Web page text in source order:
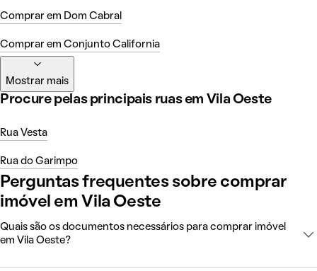
Comprar em Dom Cabral
Comprar em Conjunto California
Mostrar mais
Procure pelas principais ruas em Vila Oeste
Rua Vesta
Rua do Garimpo
Perguntas frequentes sobre comprar
imóvel em Vila Oeste
Quais são os documentos necessários para comprar imóvel
em Vila Oeste?